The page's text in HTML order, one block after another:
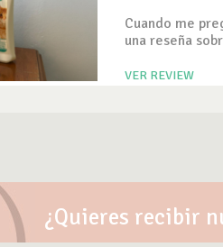
Cuando me
una reseña
VER REVIEW
¿Quieres recibir